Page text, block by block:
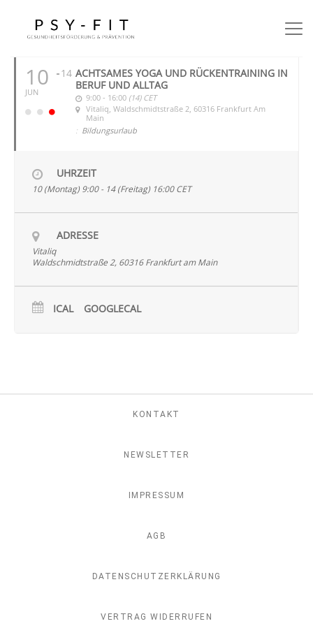
JUNI 2024
10
JUN
14 ACHTSAMES YOGA UND RÜCKENTRAINING IN
BERUF UND ALLTAG
9:00 - 16:00 (14) CET
Vitaliq, Waldschmidtstraße 2, 60316 Frankfurt Am
Main
: Bildungsurlaub
UHRZEIT
10 (Montag) 9:00 - 14 (Freitag) 16:00CET
ADRESSE
Vitaliq
Waldschmidtstraße 2, 60316 Frankfurt am Main
ICAL GOOGLECAL
KONTAKT
NEWSLETTER
IMPRESSUM
AGB
DATENSCHUTZERKLÄRUNG
VERTRAG WIDERRUFEN